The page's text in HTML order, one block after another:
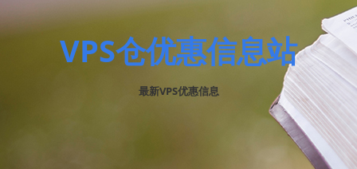
VPS仓优惠信息站
最新VPS优惠信息